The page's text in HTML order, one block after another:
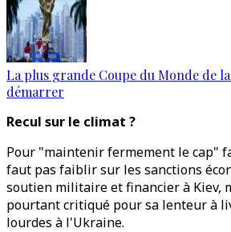
La plus grande Coupe du Monde de
démarrer
Recul sur le climat ?
Pour "maintenir fermement le cap"
faut pas faiblir sur les sanctions
soutien militaire et financier à Kiev,
pourtant critiqué pour sa lenteur à
lourdes à l'Ukraine.